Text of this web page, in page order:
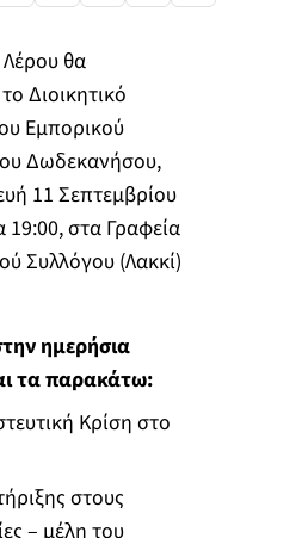
θα
Διοικητικό
Εμπορικού
Δωδεκανήσου,
11 Σεπτεμβρίου
19:00, στα Γραφεία
Συλλόγου (Λακκί)
ημερήσια
τα παρακάτω:
Κρίση στο
στους
– μέλη του